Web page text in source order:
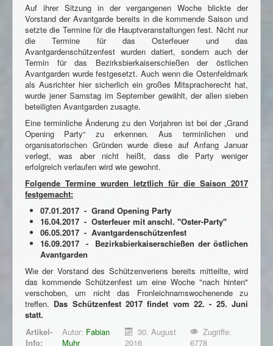
Auf ihrer Sitzung in der vergangenen Woche blickte der
Vorstand der Avantgarde bereits in die kommende Saison und
setzte die Termine für die Hauptveranstaltungen fest. Nicht nur
die Termine für das Osterfeuer und das
Avantgardenschützenfest wurden datiert, sondern auch der
Termin für das Bezirksbierkaiserschießen der östlichen
Avantgarden wurde festgesetzt. Auch wenn die Ostenfeldmark
als Ausrichter hier sicherlich ein großes Mitspracherecht hat,
wurde jener Samstag im September gewählt, der allen sieben
beteiligten Avantgarden zusagte.
Eine terminliche Änderung zu den Vorjahren ist bei der „Grand
Opening Party“ zu erkennen. Aus terminlichen und
organisatorischen Gründen wurde diese auf Anfang Januar
verlegt, was aber nicht heißt, dass die Party weniger
erfolgreich verlaufen wird wie gewohnt.
Folgende Termine wurden letztlich für die Saison 2017
festgemacht:
07.01.2017 - Grand Opening Party
16.04.2017 - Osterfeuer mit anschl. "Oster-Party"
06.05.2017 - Avantgardenschützenfest
16.09.2017 - Bezirksbierkaiserschießen der östlichen
Avantgarden
Wie der Vorstand des Schützenveriens bereits mitteilte, wird
das kommende Schützenfest um eine Woche "nach hinten"
verschoben, um nicht das Fronleichnamswochenende zu
treffen. Das Schützenfest 2017 findet vom 22. - 25. Juni
statt.
Artikel-
Info:
Autor: Fabian
Muhr
30. August
2016
Zugriffe:
6778